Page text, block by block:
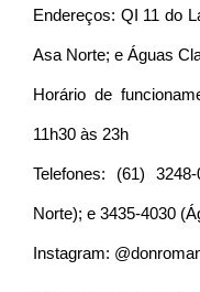
Endereços: QI 11 do
Asa Norte; e Águas
Horário de
11h30 às 23h
Telefones: (61)
Norte); e 3435-4030
Instagram: